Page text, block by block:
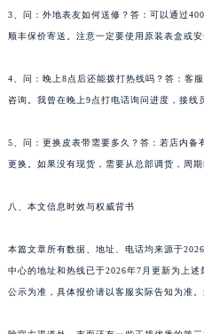
3、问：外地表友如何送修？答：可以通过
顺丰保价寄送。注意一定要使用原装表盒或安
4、问：晚上8点后还能拨打热线吗？答：客
咨询。我曾在晚上9点打电话询问进度，接线
5、问：更换皮表带需要多久？答：若店内备
更换。如果没有现货，需要从总部调货，周期
八、本文信息时效与权威背书
本篇文章所有数据、地址、电话均来源于
中心的地址和热线已于2026年7月更新为上
公示为准，具体报价请以客服实际告知为准